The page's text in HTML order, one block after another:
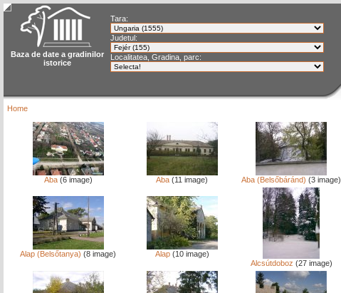
Baza de date a gradinilor
istorice
Tara:
Judetul:
Localitatea, Gradina, parc:
Home
Aba(6 image) Aba (11 image) Aba (Belsőbáránd) (3 image)
Alap (Belsőtanya) (8 image) Alap(10 image)
Alcsútdoboz (27 image)